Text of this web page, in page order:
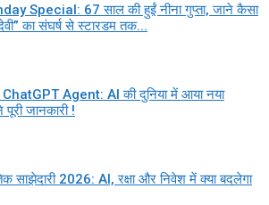
Special: 67 साल की हुईं नीना गुप्ता, जाने कैसा
का संघर्ष से स्टारडम तक...
ChatGPT Agent: AI की दुनिया में आया नया
पूरी जानकारी !
साझेदारी 2026: AI, रक्षा और निवेश में क्या बदलेगा